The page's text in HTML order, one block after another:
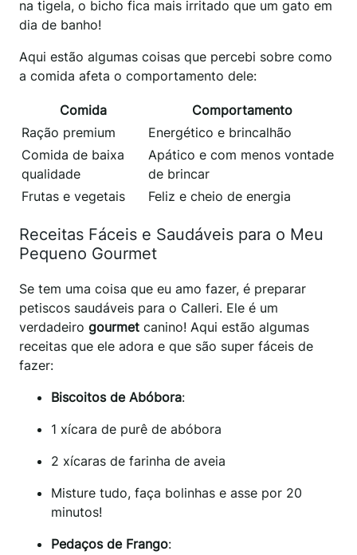
na tigela, o bicho fica mais irritado que um gato em
dia de banho!
Aqui estão algumas coisas que percebi sobre como
a comida afeta o comportamento dele:
Comida
Comportamento
Ração premium
Energético e brincalhão
Comida de baixa
qualidade
Apático e com menos vontade
de brincar
Frutas e vegetais
Feliz e cheio de energia
Receitas Fáceis e Saudáveis para o Meu
Pequeno Gourmet
Se tem uma coisa que eu amo fazer, é preparar
petiscos saudáveis para o Calleri. Ele é um
verdadeiro gourmet canino! Aqui estão algumas
receitas que ele adora e que são super fáceis de
fazer:
Biscoitos de Abóbora:
1 xícara de purê de abóbora
2 xícaras de farinha de aveia
Misture tudo, faça bolinhas e asse por 20
minutos!
Pedaços de Frango: